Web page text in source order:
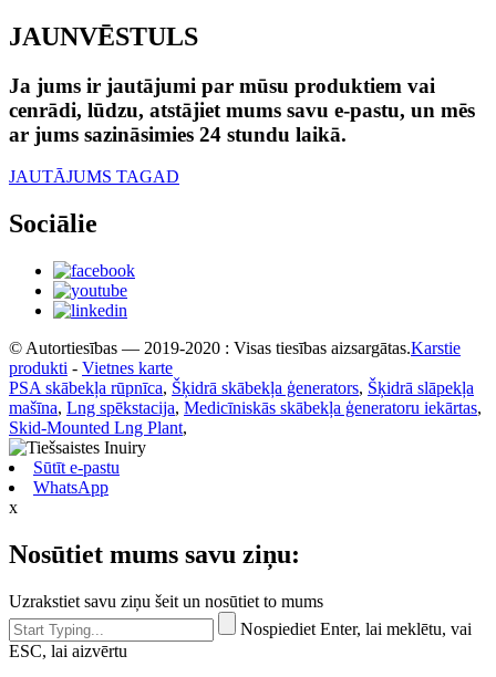
JAUNVĒSTULS
Ja jums ir jautājumi par mūsu produktiem vai
cenrādi, lūdzu, atstājiet mums savu e-pastu, un mēs
ar jums sazināsimies 24 stundu laikā.
JAUTĀJUMS TAGAD
Sociālie
© Autortiesības — 2019-2020 : Visas tiesības aizsargātas.Karstie
produkti - Vietnes karte
PSA skābekļa rūpnīca, Šķidrā skābekļa ģenerators, Šķidrā slāpekļa
mašīna, Lng spēkstacija, Medicīniskās skābekļa ģeneratoru iekārtas,
Skid-Mounted Lng Plant,
Sūtīt e-pastu
WhatsApp
x
Nosūtiet mums savu ziņu:
Uzrakstiet savu ziņu šeit un nosūtiet to mums
Nospiediet Enter, lai meklētu, vai
ESC, lai aizvērtu